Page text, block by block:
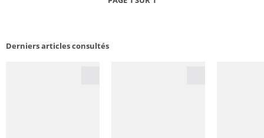
Derniers articles consultés